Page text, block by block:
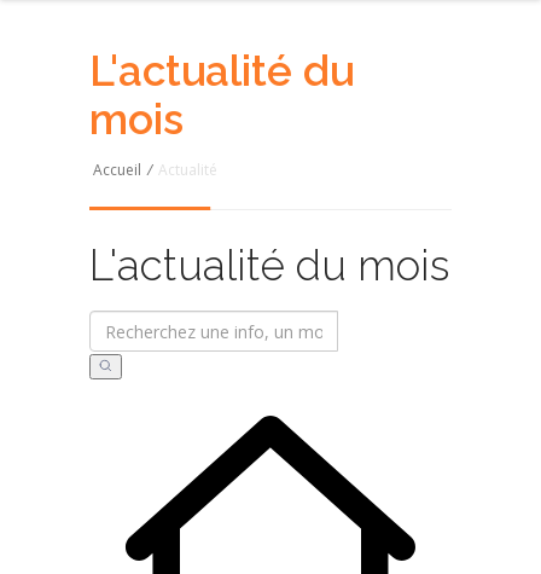
L'actualité du
mois
Accueil / Actualité
L'actualité du mois